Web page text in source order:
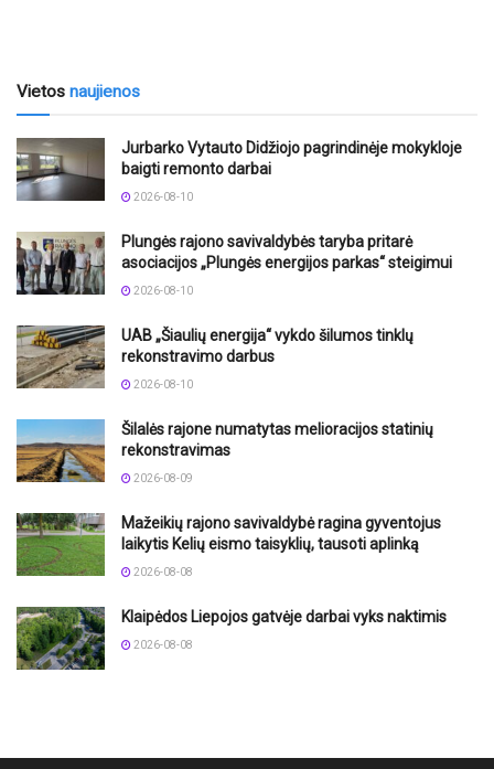
Vietos naujienos
Jurbarko Vytauto Didžiojo pagrindinėje mokykloje
baigti remonto darbai
2026-08-10
Plungės rajono savivaldybės taryba pritarė
asociacijos „Plungės energijos parkas“ steigimui
2026-08-10
UAB „Šiaulių energija“ vykdo šilumos tinklų
rekonstravimo darbus
2026-08-10
Šilalės rajone numatytas melioracijos statinių
rekonstravimas
2026-08-09
Mažeikių rajono savivaldybė ragina gyventojus
laikytis Kelių eismo taisyklių, tausoti aplinką
2026-08-08
Klaipėdos Liepojos gatvėje darbai vyks naktimis
2026-08-08